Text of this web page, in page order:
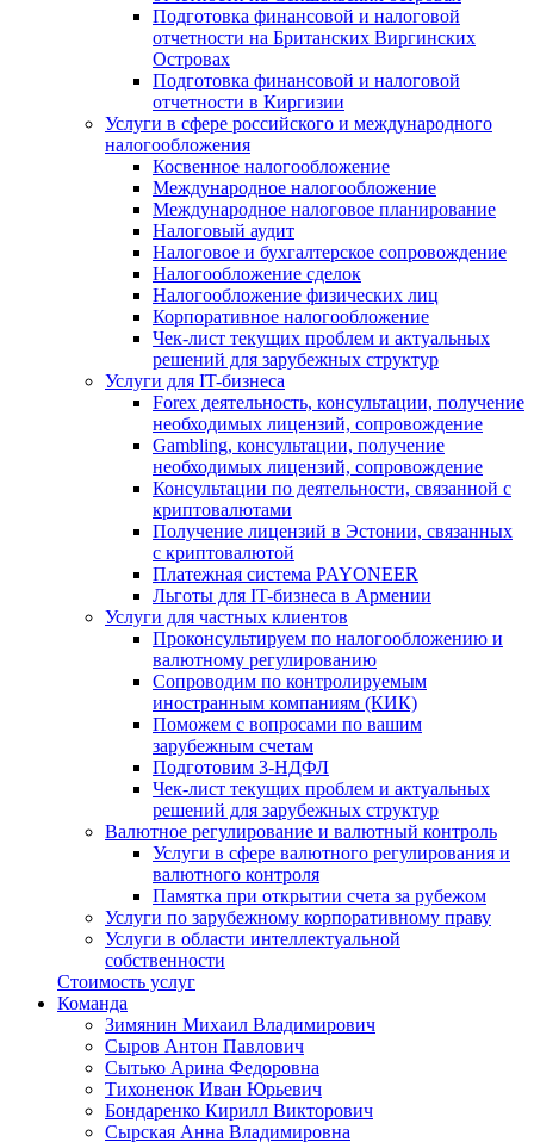
Подготовка финансовой и налоговой
отчетности на Британских Виргинских
Островах
Подготовка финансовой и налоговой
отчетности в Киргизии
Услуги в сфере российского и международного
налогообложения
Косвенное налогообложение
Международное налогообложение
Международное налоговое планирование
Налоговый аудит
Налоговое и бухгалтерское сопровождение
Налогообложение сделок
Налогообложение физических лиц
Корпоративное налогообложение
Чек-лист текущих проблем и актуальных
решений для зарубежных структур
Услуги для IT-бизнеса
Forex деятельность, консультации, получение
необходимых лицензий, сопровождение
Gambling, консультации, получение
необходимых лицензий, сопровождение
Консультации по деятельности, связанной с
криптовалютами
Получение лицензий в Эстонии, связанных
с криптовалютой
Платежная система PAYONEER
Льготы для IT-бизнеса в Армении
Услуги для частных клиентов
Проконсультируем по налогообложению и
валютному регулированию
Сопроводим по контролируемым
иностранным компаниям (КИК)
Поможем с вопросами по вашим
зарубежным счетам
Подготовим 3-НДФЛ
Чек-лист текущих проблем и актуальных
решений для зарубежных структур
Валютное регулирование и валютный контроль
Услуги в сфере валютного регулирования и
валютного контроля
Памятка при открытии счета за рубежом
Услуги по зарубежному корпоративному праву
Услуги в области интеллектуальной
собственности
Стоимость услуг
Команда
Зимянин Михаил Владимирович
Сыров Антон Павлович
Сытько Арина Федоровна
Тихоненок Иван Юрьевич
Бондаренко Кирилл Викторович
Сырская Анна Владимировна